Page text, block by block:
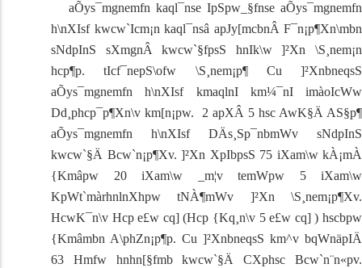
aÕys¯mgnemfn kaql¯nse IpSpw_§fnse aÕys¯mgnemfn
h\nXIsf kwcw`Icm¡n kaql¯nsâ apJy[mcbnÂ F¯n¡p¶Xn\mbn
sNdpInS sXmgnÂ kwcw`§fpsS hnIk\w ]²Xn \S¸nem¡n
hcp¶p. tIcf¯nepS\ofw \S¸nem¡p¶ Cu ]²XnbneqsS
aÕys¯mgnemfn h\nXIsf kmaqlnI km¼¯nI imàoIcWw
Dd¸phcp¯p¶Xn\v km[n¡pw. 2 apXÂ 5 hsc AwK§Ä AS§p¶
aÕys¯mgnemfn h\nXIsf DÄs¸Sp¯nbmWv sNdpInS
kwcw`§Ä Bcw`n¡p¶Xv. ]²Xn XpIbpsS 75 iXam\w kÀ¡mÀ
{Kmâpw 20 iXam\w _m¦v temWpw 5 iXam\w
KpWt`màrhnlnXhpw tNÀ¶mWv ]²Xn \S¸nem¡p¶Xv.
HcwK¯n\v Hcp e£w cq] (Hcp {Kq¸n\v 5 e£w cq] ) hscbpw
{Kmâmbn A\phZn¡p¶p. Cu ]²XnbneqsS km^v bqWnäpIÄ
63 Hmfw hnhn[§fmb kwcw`§Ä CXphsc Bcw`n¨n«p­v.